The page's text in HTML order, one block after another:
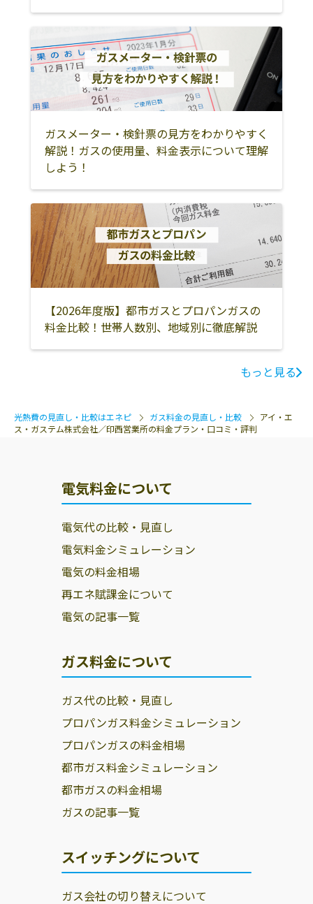
ガスメーター・検針票の見方をわかりやすく
解説！ガスの使用量、料金表示について理解
しよう！
【2026年度版】都市ガスとプロパンガスの
料金比較！世帯人数別、地域別に徹底解説
もっと見る
光熱費の見直し・比較はエネピ ガス料金の見直し・比較
アイ・エ
ス・ガステム株式会社／印西営業所の料金プラン・口コミ・評判
電気料金について
電気代の比較・見直し
電気料金シミュレーション
電気の料金相場
再エネ賦課金について
電気の記事一覧
ガス料金について
ガス代の比較・見直し
プロパンガス料金シミュレーション
プロパンガスの料金相場
都市ガス料金シミュレーション
都市ガスの料金相場
ガスの記事一覧
スイッチングについて
ガス会社の切り替えについて